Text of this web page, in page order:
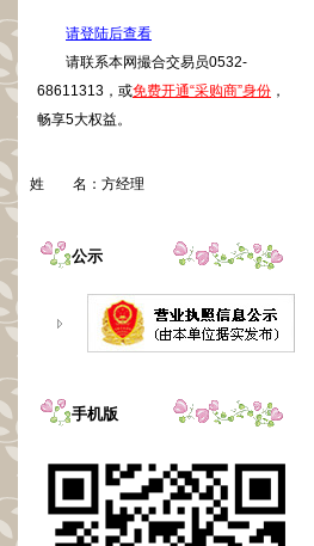
请登陆后查看
请联系本网撮合交易员0532-
68611313，或免费开通“采购商”身份 ，
畅享5大权益。
姓 名： 方经理
公示
手机版